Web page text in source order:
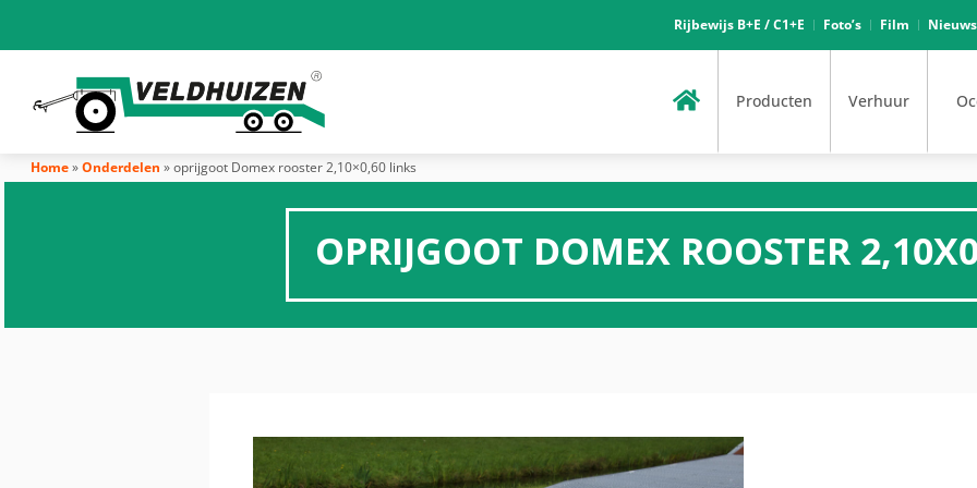
Rijbewijs B+E / C1+E Foto’s Film Nieuws
Producten Verhuur
Home»Onderdelen »oprijgoot Domex rooster 2,10×0,60 links
OPRIJGOOT DOMEX ROOSTER